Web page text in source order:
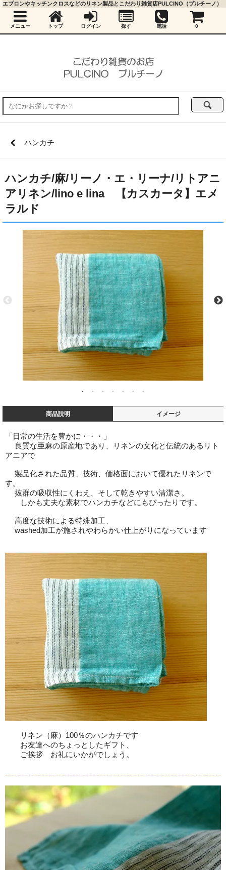
ハンカチ
ハンカチ/麻/リーノ・エ・リーナ/リトアニ
アリネン/lino e lina 【カスカータ】エメ
ラルド
商品説明 イメージ
「日常の生活を豊かに・・・」
良質な亜麻の原産地であり、リネンの文化と伝統のあるリト
アニアで
製品化された品質、技術、価格面において優れたリネンで
す。
抜群の吸収性にくわえ、そして乾きやすい清潔さ。
しかも丈夫な素材でハンカチなどにもぴったりです。
高度な技術による特殊加工、
washed加工が施されやわらかい仕上がりになっています
リネン（麻）100％のハンカチです
お友達へのちょっとしたギフト、
ご挨拶 お礼にいかがでしょう。
エプロンやキッチンクロスなどのリネン製品とこだわり雑貨店PULCINO（プルチーノ）
メニュー トップ ログイン 探す 電話 0